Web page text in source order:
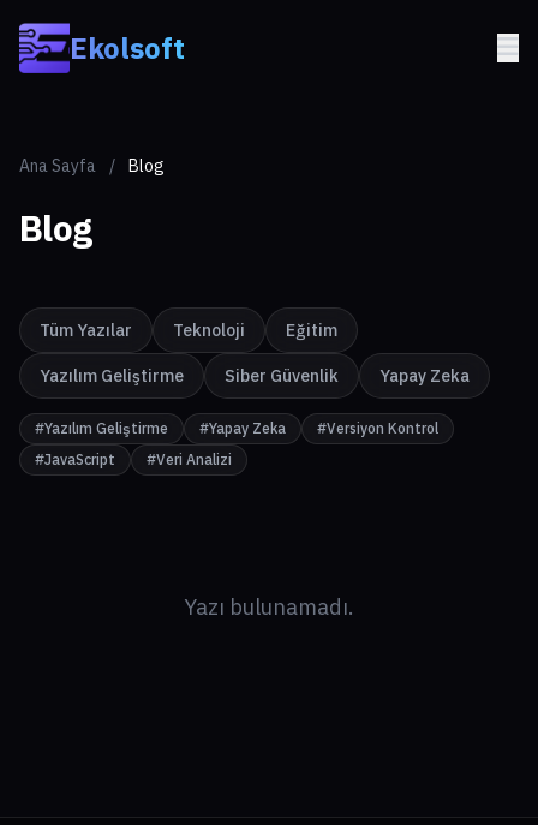
Ekolsoft
Ana Sayfa / Blog
Blog
Tüm Yazılar Teknoloji Eğitim
Yazılım Geliştirme Siber Güvenlik Yapay Zeka
#Yazılım Geliştirme #Yapay Zeka
#Versiyon Kontrol
#JavaScript
#Veri Analizi
Yazı bulunamadı.